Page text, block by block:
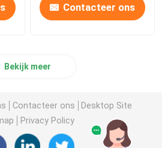
Contacteer ons
Bekijk meer
Contacteer ons
Desktop Site
Privacy Policy